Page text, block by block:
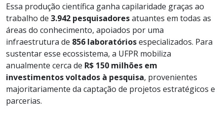
Essa produção científica ganha capilaridade graças ao
trabalho de 3.942 pesquisadoresatuantes em todas as
áreas do conhecimento, apoiados por uma
infraestrutura de 856 laboratóriosespecializados. Para
sustentar esse ecossistema, a UFPR mobiliza
anualmente cerca de R$ 150 milhões em
investimentos voltados à pesquisa, provenientes
majoritariamente da captação de projetos estratégicos e
parcerias.